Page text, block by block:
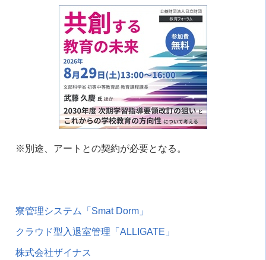
※別途、アートとの契約が必要となる。
寮管理システム「Smat Dorm」
クラウド型入退室管理「ALLIGATE」
株式会社ザイナス